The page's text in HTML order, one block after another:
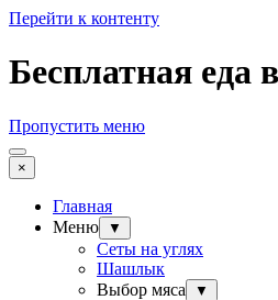
Перейти к контенту
Бесплатная еда
Пропустить меню
×
Главная
Меню
▼
Сеты на углях
Шашлык
Выбор мяса
▼